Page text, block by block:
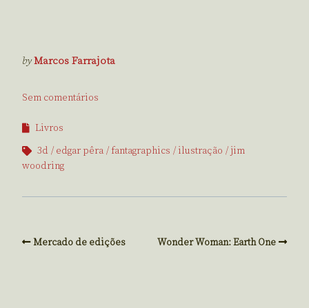
byMarcos Farrajota
Sem comentários
Livros
3d
edgar pêra fantagraphics ilustração
jim
woodring
Mercado de edições Wonder Woman: Earth One